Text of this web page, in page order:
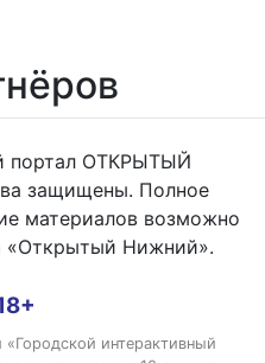
портал ОТКРЫТЫЙ
защищены. Полное
материалов возможно
«Открытый Нижний».
интерактивный